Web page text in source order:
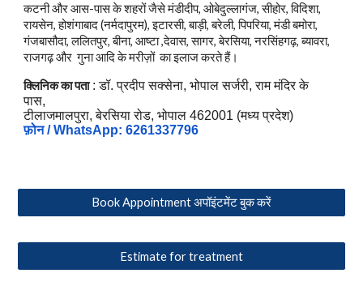
कटनी और आस-पास के शहरों जैसे मंडीदीप, ओबेदुल्लागंज, सीहोर, विदिशा,
रायसेन, होशंगाबाद (नर्मदापुरम), इटारसी, बाड़ी, बरेली, पिपरिया, मंडी बमोरा,
गंजबासौदा, ललितपुर, बीना, आष्टा ,देवास, सागर, बेरसिया, नरसिंहगढ़, ब्यावरा,
राजगढ़और गुना आदि के मरीज़ों का इलाज करते हैं।
क्लिनिक का पता : डॉ. प्रदीप सक्सेना, भोपाल सर्जरी, राम मंदिर के
पास,
टीलाजमालपुरा, बेरसिया रोड, भोपाल 462001 (मध्य प्रदेश)
फ़ोन / WhatsApp: 6261337796
Book Appointment अपॉइंटमेंट बुक करें
Estimate for treatment